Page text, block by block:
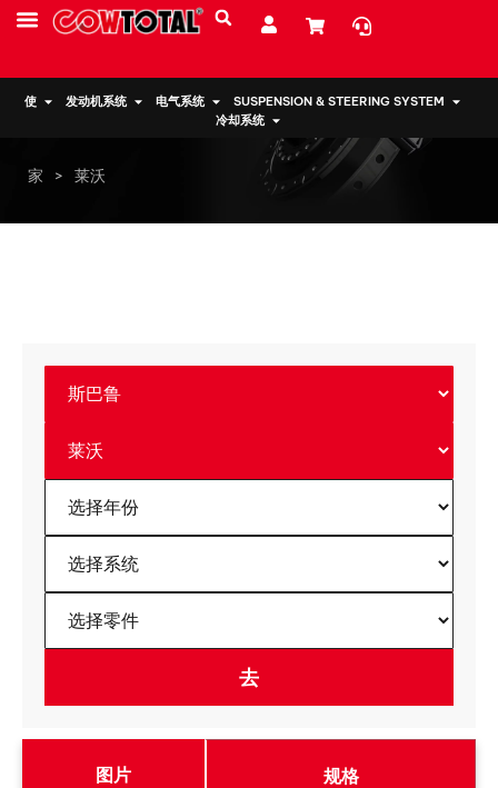
使 发动机系统 电气系统
SUSPENSION & STEERING SYSTEM
冷却系统
家 > 莱沃
图片 规格